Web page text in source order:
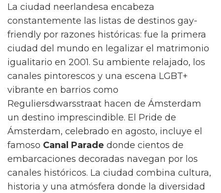
La ciudad neerlandesa encabeza
constantemente las listas de destinos gay-
friendly por razones históricas: fue la primera
ciudad del mundo en legalizar el matrimonio
igualitario en 2001. Su ambiente relajado, los
canales pintorescos y una escena LGBT+
vibrante en barrios como
Reguliersdwarsstraat hacen de Ámsterdam
un destino imprescindible. El Pride de
Ámsterdam, celebrado en agosto, incluye el
famoso Canal Parade donde cientos de
embarcaciones decoradas navegan por los
canales históricos. La ciudad combina cultura,
historia y una atmósfera donde la diversidad